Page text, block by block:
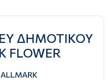
ΔΗΜΟΤΙΚΟΥ
FLOWER